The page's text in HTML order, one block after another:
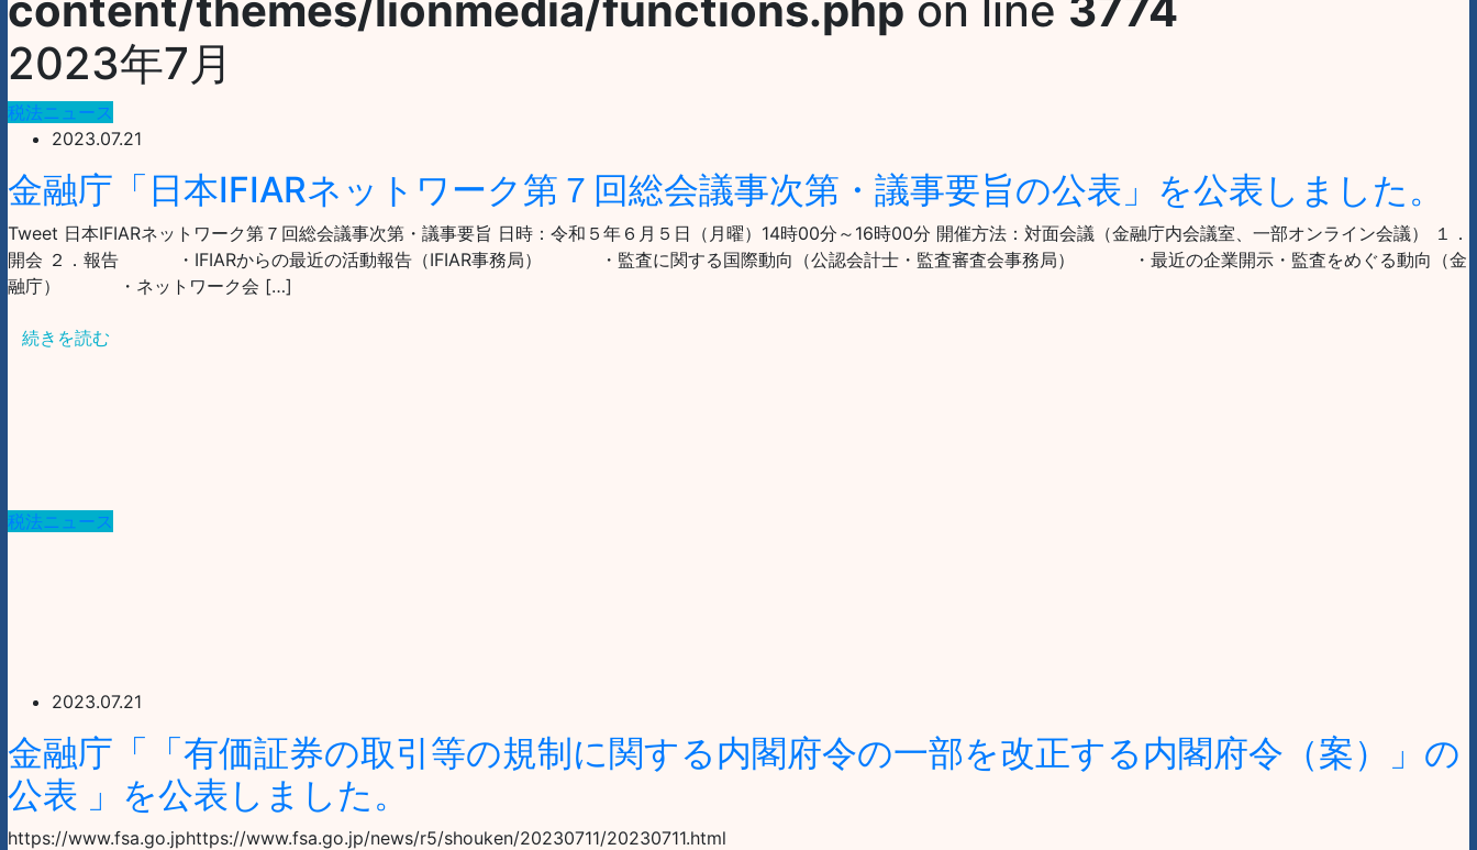
2023年7月
税法ニュース
2023.07.21
金融庁「日本IFIARネットワーク第７回総会議事次第・議事要旨の公表」を公表しました。
Tweet 日本IFIARネットワーク第７回総会議事次第・議事要旨 日時：令和５年６月５日（月曜）14時00分～16時00分 開催方法：対面会議（金融庁内会議室、一部オンライン会議） １．
開会 ２．報告 ・IFIARからの最近の活動報告（IFIAR事務局） ・監査に関する国際動向（公認会計士・監査審査会事務局） ・最近の企業開示・監査をめぐる動向（金
融庁） ・ネットワーク会 […]
続きを読む
税法ニュース
2023.07.21
金融庁「「有価証券の取引等の規制に関する内閣府令の一部を改正する内閣府令（案）」の
公表 」を公表しました。
https://www.fsa.go.jphttps://www.fsa.go.jp/news/r5/shouken/20230711/20230711.html